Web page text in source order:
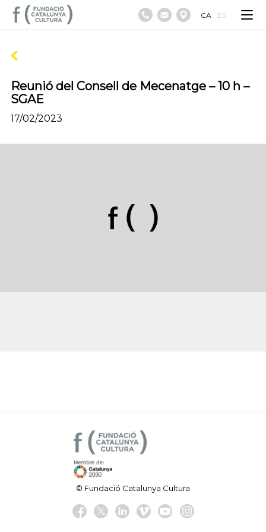
CA ES
Reunió del Consell de Mecenatge – 10 h –
SGAE
17/02/2023
© Fundació Catalunya Cultura